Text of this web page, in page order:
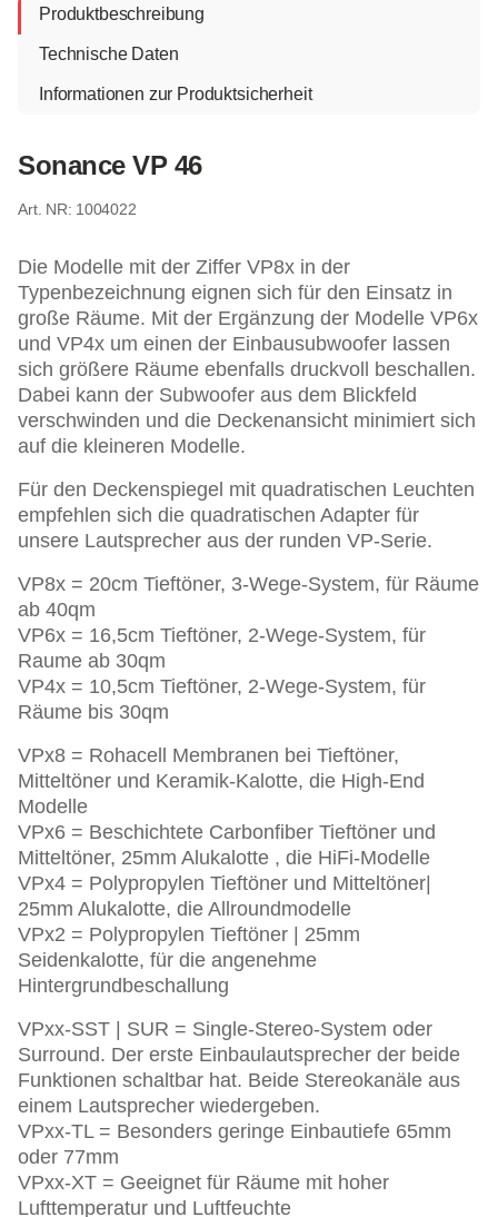
Produktbeschreibung
Technische Daten
Informationen zur Produktsicherheit
Sonance VP 46
1004022
Die Modelle mit der Ziffer VP8x in der
Typenbezeichnung eignen sich für den Einsatz in
große Räume. Mit der Ergänzung der Modelle VP6x
und VP4x um einen der Einbausubwoofer lassen
sich größere Räume ebenfalls druckvoll beschallen.
Dabei kann der Subwoofer aus dem Blickfeld
verschwinden und die Deckenansicht minimiert sich
auf die kleineren Modelle.
Für den Deckenspiegel mit quadratischen Leuchten
empfehlen sich die quadratischen Adapter für
unsere Lautsprecher aus der runden VP-Serie.
VP8x = 20cm Tieftöner, 3-Wege-System, für Räume
ab 40qm
VP6x = 16,5cm Tieftöner, 2-Wege-System, für
Raume ab 30qm
VP4x = 10,5cm Tieftöner, 2-Wege-System, für
Räume bis 30qm
VPx8 = Rohacell Membranen bei Tieftöner,
Mitteltöner und Keramik-Kalotte, die High-End
Modelle
VPx6 = Beschichtete Carbonfiber Tieftöner und
Mitteltöner, 25mm Alukalotte , die HiFi-Modelle
VPx4 = Polypropylen Tieftöner und Mitteltöner|
25mm Alukalotte, die Allroundmodelle
VPx2 = Polypropylen Tieftöner | 25mm
Seidenkalotte, für die angenehme
Hintergrundbeschallung
VPxx-SST | SUR = Single-Stereo-System oder
Surround. Der erste Einbaulautsprecher der beide
Funktionen schaltbar hat. Beide Stereokanäle aus
einem Lautsprecher wiedergeben.
VPxx-TL = Besonders geringe Einbautiefe 65mm
oder 77mm
VPxx-XT = Geeignet für Räume mit hoher
Lufttemperatur und Luftfeuchte